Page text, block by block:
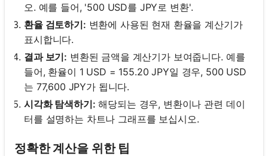
오. 예를 들어, '500 USD를 JPY로 변환'.
환율 검토하기: 변환에 사용된 현재 환율을 계산기가
표시합니다.
결과 보기: 변환된 금액을 계산기가 보여줍니다. 예를
들어, 환율이 1 USD = 155.20 JPY일 경우, 500 USD
는 77,600 JPY가 됩니다.
시각화 탐색하기: 해당되는 경우, 변환이나 관련 데이
터를 설명하는 차트나 그래프를 보십시오.
정확한 계산을 위한 팁